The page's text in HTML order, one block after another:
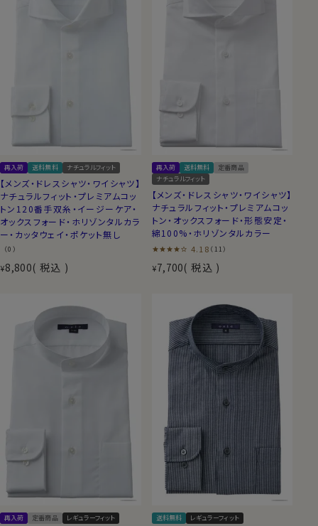
再入荷 送料無料 ナチュラルフィット
【メンズ・ドレスシャツ・ワイシャツ】
ナチュラルフィット・プレミアムコッ
トン120番手双糸・イージーケア・
オックスフォード・ホリゾンタルカラ
ー・カッタウェイ・ポケット無し
（0）
¥8,800 税込
再入荷 送料無料
定番商品
ナチュラルフィット
【メンズ・ドレスシャツ・ワイシャツ】
ナチュラルフィット・プレミアムコッ
トン・オックスフォード・形態安定・
綿100%・ホリゾンタルカラー
4.18 （11）
¥7,700 税込
再入荷 定番商品 レギュラーフィット 送料無料 レギュラーフィット